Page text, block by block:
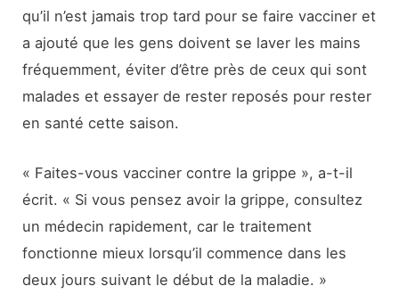
qu’il n’est jamais trop tard pour se faire vacciner et
a ajouté que les gens doivent se laver les mains
fréquemment, éviter d’être près de ceux qui sont
malades et essayer de rester reposés pour rester
en santé cette saison.
« Faites-vous vacciner contre la grippe », a-t-il
écrit. « Si vous pensez avoir la grippe, consultez
un médecin rapidement, car le traitement
fonctionne mieux lorsqu’il commence dans les
deux jours suivant le début de la maladie. »